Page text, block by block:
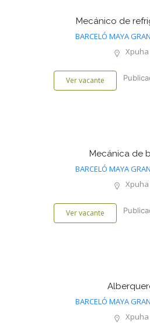
Mecánico de
BARCELÓ MAYA
Xpuha
Ver vacante
Mecánica de
BARCELÓ MAYA
Xpuha
Ver vacante
BARCELÓ MAYA
Xpuha